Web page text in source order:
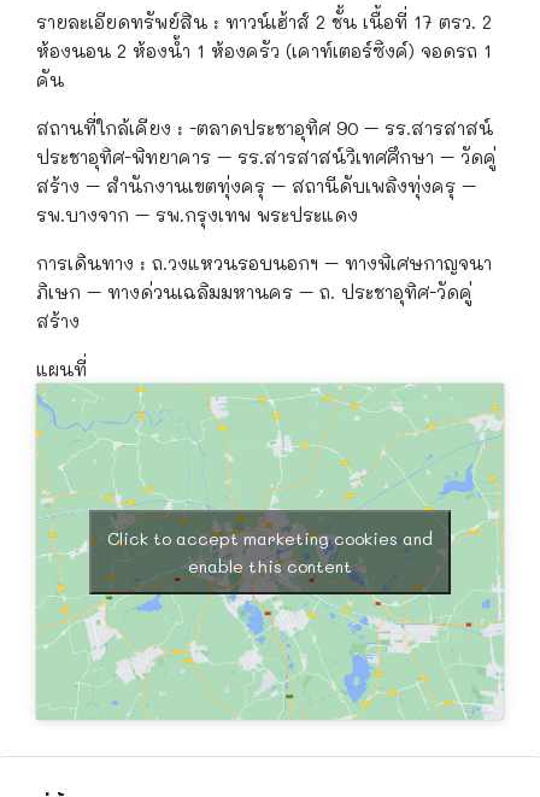
รายละเอียดทรัพย์สิน : ทาวน์เฮ้าส์ 2 ชั้น เนื้อที่ 17 ตรว. 2
ห้องนอน 2 ห้องน้ำ 1 ห้องครัว (เคาท์เตอร์ซิงค์) จอดรถ 1
คัน
สถานที่ใกล้เคียง : -ตลาดประชาอุทิศ 90 – รร.สารสาสน์
ประชาอุทิศ-พิทยาคาร – รร.สารสาสน์วิเทศศึกษา – วัดคู่
สร้าง – สำนักงานเขตทุ่งครุ – สถานีดับเพลิงทุ่งครุ –
รพ.บางจาก – รพ.กรุงเทพ พระประแดง
การเดินทาง : ถ.วงแหวนรอบนอกฯ – ทางพิเศษกาญจนา
ภิเษก – ทางด่วนเฉลิมมหานคร – ถ. ประชาอุทิศ-วัดคู่
สร้าง
แผนที่
Click to accept marketing cookies and
enable this content